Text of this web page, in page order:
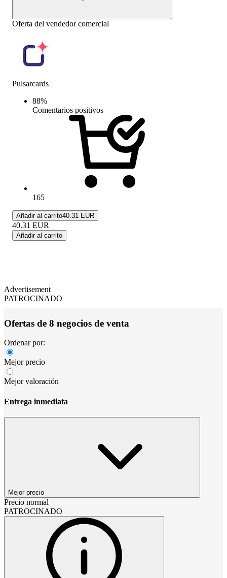
Oferta del vendedor comercial
Pulsarcards
88%
Comentarios positivos
165
Añadir al carrito40.31 EUR
40.31 EUR
Añadir al carrito
Advertisement
PATROCINADO
Ofertas de 8 negocios de venta
Ordenar por:
Mejor precio
Mejor valoración
Entrega inmediata
Mejor precio
Precio normal
PATROCINADO